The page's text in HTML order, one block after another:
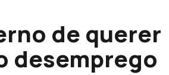
de querer
desemprego